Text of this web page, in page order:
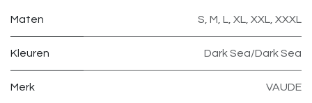
Maten S M L XL XXL XXXL
Kleuren Dark Sea/Dark Sea
Merk VAUDE